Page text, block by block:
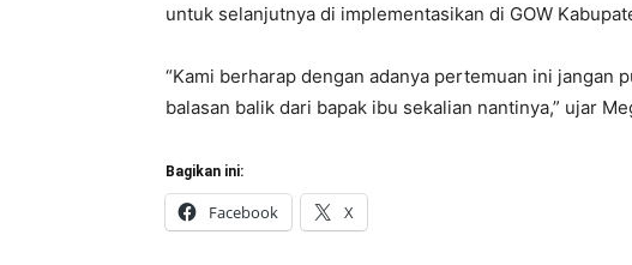
untuk selanjutnya di implementasikan di GOW
“Kami berharap dengan adanya pertemuan ini jangan
balasan balik dari bapak ibu sekalian nantinya,” ujar
Bagikan ini:
Facebook X